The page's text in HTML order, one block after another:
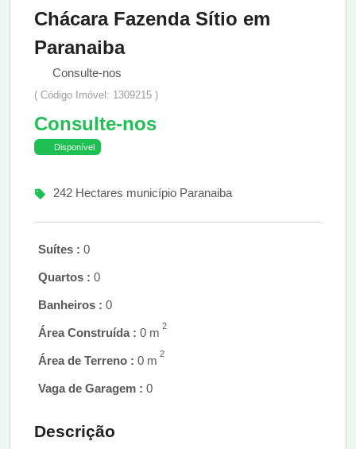
Chácara Fazenda Sítio em
Paranaiba
Consulte-nos
( Código Imóvel: 1309215 )
Consulte-nos
Disponível
242 Hectares município Paranaiba
Suítes : 0
Quartos : 0
Banheiros : 0
Área Construída : 0 m 2
Área de Terreno : 0 m 2
Vaga de Garagem : 0
Descrição